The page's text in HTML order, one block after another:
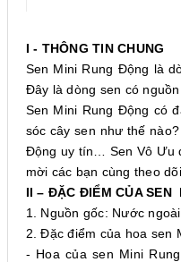
I - THÔNG TIN CHUNG
Sen Mini Rung Động là
Đây là dòng sen có
Sen Mini Rung Động có
sóc cây sen như thế
Động uy tín… Sen Vô Ưu
mời các bạn cùng theo
II – ĐẶC ĐIỂM CỦA SEN
1. Nguồn gốc: Nước
2. Đặc điểm của hoa sen
- Hoa của sen Mini